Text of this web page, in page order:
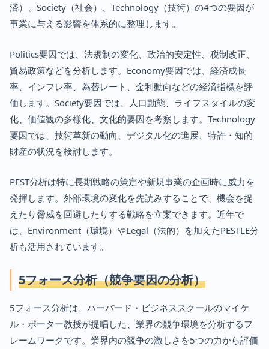
済）、Society（社会）、Technology（技術）の4つの要因が
事業に与える影響を体系的に整理します。
Politics要因では、法規制の変化、政治的安定性、税制改正、
貿易政策などを分析します。Economy要因では、経済成長
率、インフレ率、為替レート、金利動向などの経済指標を評
価します。Society要因では、人口動態、ライフスタイルの変
化、価値観の多様化、文化的要因を考察します。Technology
要因では、技術革新の動向、デジタル化の進展、特許・知的
財産の状況を検討します。
PEST分析は特に長期戦略の策定や新規事業の企画時に威力を
発揮します。外部環境の変化を先読みすることで、機会を捉
えたり脅威を回避したりする戦略を立案できます。近年で
は、Environment（環境）やLegal（法的）を加えたPESTLE分
析も活用されています。
5フォース分析（競争要因の分析）
5フォース分析は、ハーバード・ビジネススクールのマイケ
ル・ポーター教授が提唱した、業界の競争環境を分析するフ
レームワークです。業界内の競争の激しさを5つの力から評価